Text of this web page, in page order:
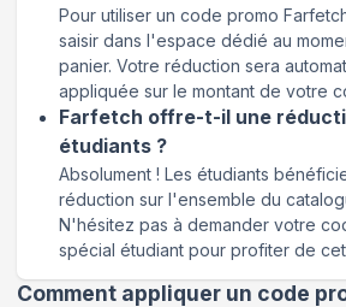
Pour utiliser un code promo
saisir dans l'espace dédié au
panier. Votre réduction sera
appliquée sur le montant de votre
Farfetch offre-t-il une
étudiants ?
Absolument ! Les étudiants
réduction sur l'ensemble du
N'hésitez pas à demander votre
spécial étudiant pour profiter de
Comment appliquer un code